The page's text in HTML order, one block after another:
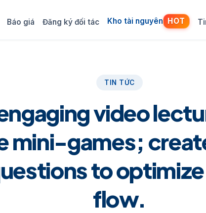
Báo giá Đăng ký đối tác Kho tài nguyên HOT
TIN TỨC
video
mini-games;
to
flow.